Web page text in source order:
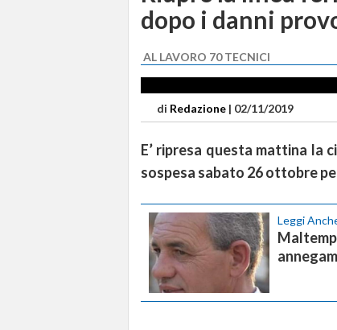
dopo i danni
AL LAVORO 70 TECNICI
di Redazione | 02/11/2019
E’ ripresa questa mattina la
sospesa sabato 26 ottobre
Leggi